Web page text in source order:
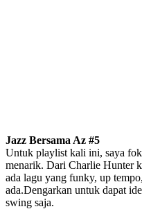
Jazz Bersama Az #5
Untuk playlist kali ini, saya
menarik. Dari Charlie Hunter
ada lagu yang funky, up
ada.Dengarkan untuk dapat
swing saja.